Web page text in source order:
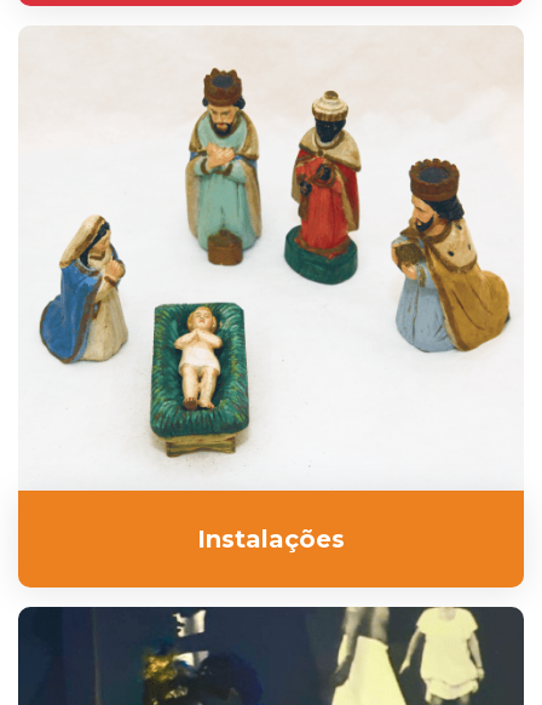
Instalações